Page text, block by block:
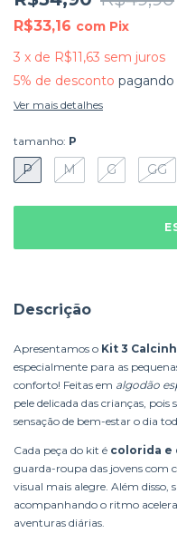
R$33,16 com Pix
3 x de R$11,63 sem juros
5% de desconto
Ver mais detalhes
tamanho: P
P M G GG
Descrição
Apresentamos o Kit 3
especialmente para as
conforto! Feitas em algodão
pele delicada das crianças, pois
sensação de bem-estar o dia
Cada peça do kit é colorida e
guarda-roupa das jovens com
visual mais alegre. Além disso,
acompanhando o ritmo
aventuras diárias.